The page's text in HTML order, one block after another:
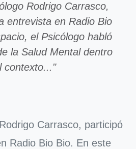
Rodrigo Carrasco,
entrevista en Radio Bio
el Psicólogo habló
la Salud Mental dentro
contexto..."
Carrasco, participó
Radio Bio Bio. En este